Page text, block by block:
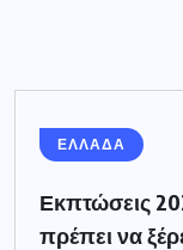
ΕΛΛΑΔΑ
Εκπτώσεις
πρέπει να